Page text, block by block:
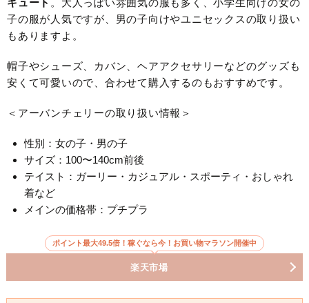
キュート 。大人っぽい雰囲気の服も多く、小学生向けの女の
子の服が人気ですが、男の子向けやユニセックスの取り扱い
もありますよ。
帽子やシューズ、カバン、ヘアアクセサリーなどのグッズも
安くて可愛いので、合わせて購入するのもおすすめです。
＜アーバンチェリーの取り扱い情報＞
性別：女の子・男の子
サイズ：100〜140cm前後
テイスト：ガーリー・カジュアル・スポーティ・おしゃれ
着など
メインの価格帯：プチプラ
ポイント最大49.5倍！稼ぐなら今！お買い物マラソン開催中
楽天市場